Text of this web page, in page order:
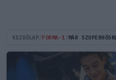
KEZDŐLAP FORMA-1